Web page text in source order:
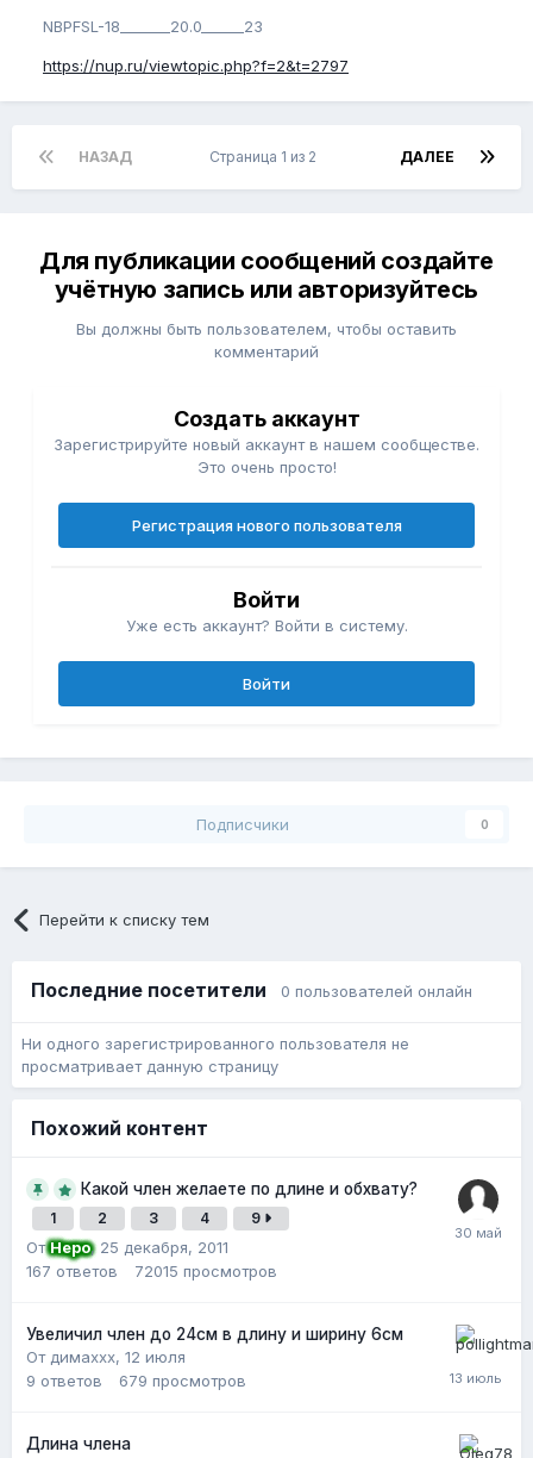
NBPFSL-18_______20.0______23
https://nup.ru/viewtopic.php?f=2&t=2797
НАЗАД ДАЛЕЕ
Страница 1 из 2
Для публикации сообщений создайте
учётную запись или авторизуйтесь
Вы должны быть пользователем, чтобы оставить
комментарий
Создать аккаунт
Зарегистрируйте новый аккаунт в нашем сообществе.
Это очень просто!
Регистрация нового пользователя
Войти
Уже есть аккаунт? Войти в систему.
Войти
Подписчики 0
Перейти к списку тем
Последние посетители 0 пользователей онлайн
Ни одного зарегистрированного пользователя не
просматривает данную страницу
Похожий контент
Какой член желаете по длине и обхвату?
1 2 3 4 9
ОтНеро, 25 декабря, 2011
167 ответов 72015 просмотров
Увеличил член до 24см в длину и ширину 6см
От димаxxx, 12 июля
9 ответов 679 просмотров
Длина члена